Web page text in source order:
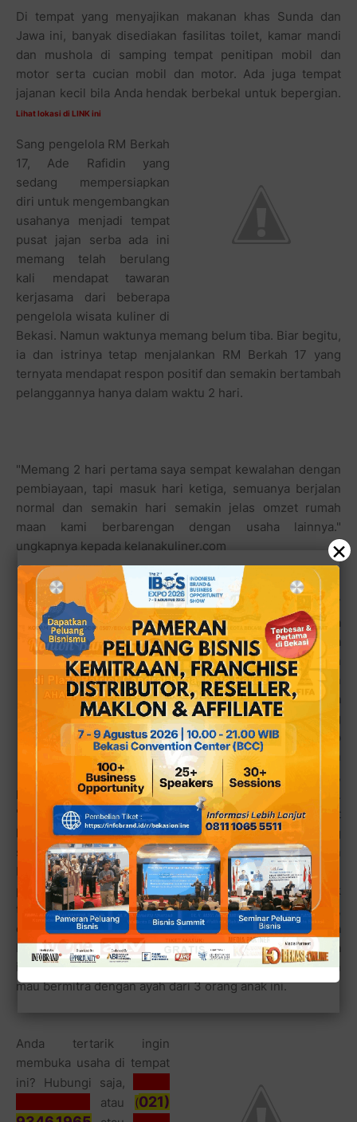
Di tempat yang menyajikan makanan khas Sunda dan
Jawa ini, banyak disediakan fasilitas toilet, kamar mandi
dan mushola di samping tempat penitipan mobil dan
motor serta cucian mobil dan motor. Ada juga tempat
jajanan kecil bila Anda hendak berbekal untuk bepergian.
Lihat lokasi di LINK ini
Sang pengelola RM Berkah
17, Ade Rafidin yang
sedang mempersiapkan
diri untuk mengembangkan
usahanya menjadi tempat
pusat jajan serba ada ini
memang telah berulang
kali mendapat tawaran
kerjasama dari beberapa
pengelola wisata kuliner di
Bekasi. Namun waktunya memang belum tiba. Biar begitu,
ia dan istrinya tetap menjalankan RM Berkah 17 yang
ternyata mendapat respon positif dan semakin bertambah
pelanggannya hanya dalam waktu 2 hari.
"Memang 2 hari pertama saya sempat kewalahan dengan
pembiayaan, tapi masuk hari ketiga, semuanya berjalan
normal dan semakin hari semakin jelas omzet rumah
maan kami berbarengan dengan usaha lainnya."
ungkapnya kepada kelanakuliner.com
Rencananya RM Berkah 17
ini akan membuka Pujasera
Saung Kuliner bersama
seorang mitra yang telah
berpengalaman. Dengan
konsep kerjasama
membuka tenant warung
denmgan konsep
tradisional dan jajanan
ekonomis. Ade Rafidin,
lelaki kelahiran Tasikmalaya ini pun menyetujui.
"Kelebihan lokasi rumah makan dan warung serta tempat
kami ini adalah adanya beberapa pohon buah yang
sengaja tidak kami tebang, seperti Rambutan, Duku dan
Mangga. Ada 7 pohon rambutan, 2 pohon mangga dan 1
pohon duku serta 1 lagi pohon yang buahnya saya gak
tahu apa namanya di tanah seluas 1300 meter persegi ini,
ceritanya tentang keistimewaan tempatnya ini. Luas serta
lokasinya yang strategis inilah yang men arik beberapa
investor untuk membuka usaha kulin er di tempatnya dan
mau bermitra dengan ayah dari 3 orang anak ini.
Anda tertarik ingin
membuka usaha di tempat
ini? Hubungi saja,
atau (021)
×